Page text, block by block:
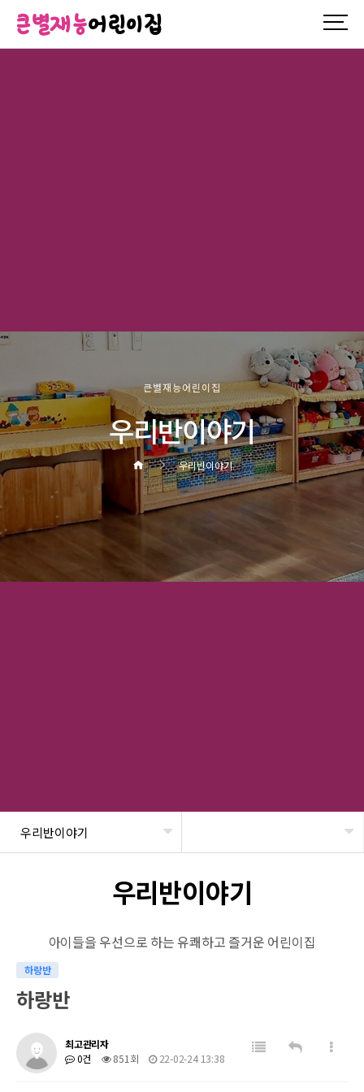
큰별재능어린이집
큰별재능어린이집
우리반이야기
우리반이야기
우리반이야기
우리반이야기
아이들을 우선으로 하는 유쾌하고 즐거운 어린이집
하랑반
하랑반
최고관리자
0건
851회 22-02-24 13:38